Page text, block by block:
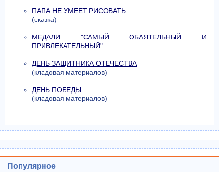
ПАПА НЕ УМЕЕТ РИСОВАТЬ
(сказка)
МЕДАЛИ "САМЫЙ ОБАЯТЕЛЬНЫЙ И
ПРИВЛЕКАТЕЛЬНЫЙ"
ДЕНЬ ЗАЩИТНИКА ОТЕЧЕСТВА
(кладовая материалов)
ДЕНЬ ПОБЕДЫ
(кладовая материалов)
Популярное